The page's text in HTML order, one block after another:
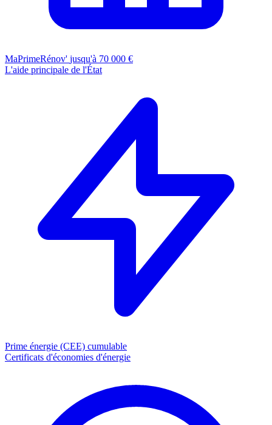
MaPrimeRénov' jusqu'à 70 000 €
L'aide principale de l'État
Prime énergie (CEE) cumulable
Certificats d'économies d'énergie